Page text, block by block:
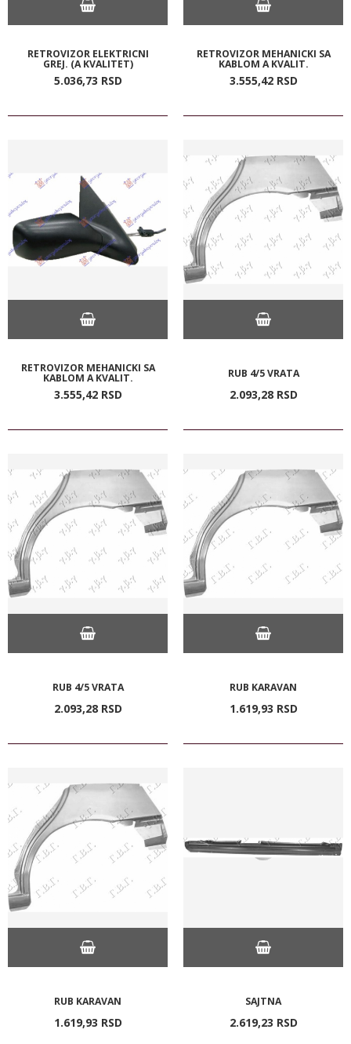
RETROVIZOR ELEKTRICNI
GREJ. (A KVALITET)
5.036,73 RSD
RETROVIZOR MEHANICKI SA
KABLOM A KVALIT.
3.555,42 RSD
RETROVIZOR MEHANICKI SA
KABLOM A KVALIT.
3.555,42 RSD
RUB 4/5 VRATA
2.093,28 RSD
RUB 4/5 VRATA
2.093,28 RSD
RUB KARAVAN
1.619,93 RSD
RUB KARAVAN
1.619,93 RSD
SAJTNA
2.619,23 RSD